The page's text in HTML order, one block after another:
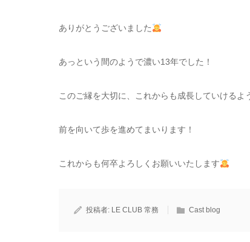
ありがとうございました
あっという間のようで濃い13年でした！
このご縁を大切に、これからも成長していけるよ
前を向いて歩を進めてまいります！
これからも何卒よろしくお願いいたします
投稿者: LE CLUB 常務 Cast blog